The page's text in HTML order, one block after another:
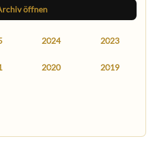
öffnen
2024 2023
2020 2019